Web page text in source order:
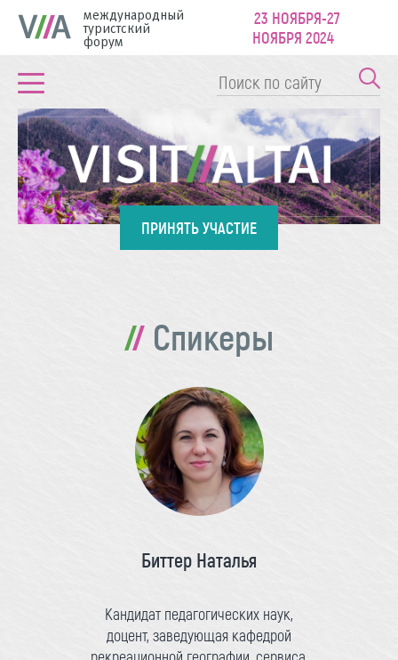
международный
туристский
форум
23 НОЯБРЯ-27
НОЯБРЯ 2024
ПРИНЯТЬ УЧАСТИЕ
Спикеры
Биттер Наталья
Кандидат педагогических наук,
доцент, заведующая кафедрой